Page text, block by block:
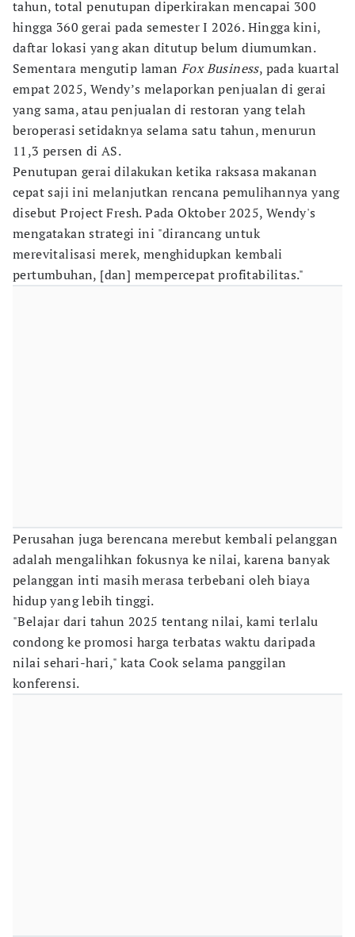
tahun, total penutupan diperkirakan mencapai 300
hingga 360 gerai pada semester I 2026. Hingga kini,
daftar lokasi yang akan ditutup belum diumumkan.
Sementara mengutip laman Fox Business, pada kuartal
empat 2025, Wendy’s melaporkan penjualan di gerai
yang sama, atau penjualan di restoran yang telah
beroperasi setidaknya selama satu tahun, menurun
11,3 persen di AS.
Penutupan gerai dilakukan ketika raksasa makanan
cepat saji ini melanjutkan rencana pemulihannya yang
disebut Project Fresh. Pada Oktober 2025, Wendy's
mengatakan strategi ini "dirancang untuk
merevitalisasi merek, menghidupkan kembali
pertumbuhan, [dan] mempercepat profitabilitas."
Perusahan juga berencana merebut kembali pelanggan
adalah mengalihkan fokusnya ke nilai, karena banyak
pelanggan inti masih merasa terbebani oleh biaya
hidup yang lebih tinggi.
"Belajar dari tahun 2025 tentang nilai, kami terlalu
condong ke promosi harga terbatas waktu daripada
nilai sehari-hari," kata Cook selama panggilan
konferensi.